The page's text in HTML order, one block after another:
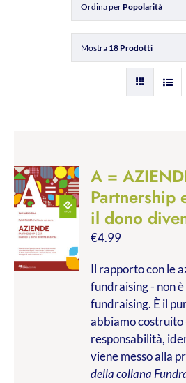
Ordina per Popolarità
Mostra 18 Prodotti
A =
Partnership
il dono
€4.99
Il rapporto con le
fundraising - non
fundraising. È il
abbiamo costruito
responsabilità,
viene messo alla
della collana